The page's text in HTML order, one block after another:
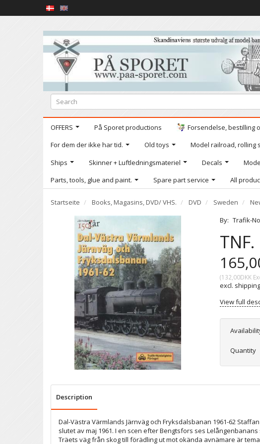
OFFERS På Sporet productions Forsendelse, bestilling
For dem der ikke har tid.
Old toys Model railroad, rolling
Ships
Skinner + Luftledningsmateriel Decals
Parts, tools, glue and paint.
Spare part service All
Startseite Books, Magasins, DVD/ VHS. DVD Sweden
By: Trafik-
(132,00DKK
excl. shipping
View full
Quantity
Description
Dal-Västra Värmlands Järnväg och Fryksdalsbanan 1961-62
slutet av maj 1961. I en scen efter Bengtsfors ses
Träets väg från skog till förädling ut mot okända avnämare är